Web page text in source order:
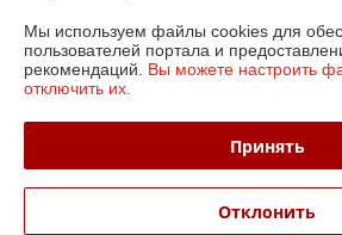
Контакты
Доставка и оплата
Мы используем файлы cookies для
пользователей портала и
рекомендаций. Вы можете настроить
отключить их.
Принять
Отклонить